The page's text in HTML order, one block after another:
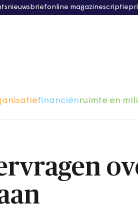
nieuwsbriefonline magazine
financiënruimte en